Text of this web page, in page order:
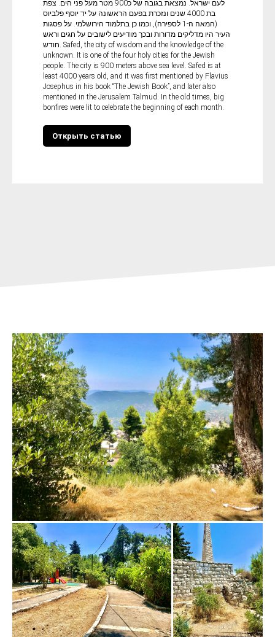
לעם ישראל. נמצאת בגובה של כ900 מטר מעל פני הים. צפת
בת 4000 שנים ונזכרת בפעם הראשונה על יד יוסף פלביוס
(המאה ה-1 לספירה), וכמו כן בתלמוד הירושלמי. על פסגות
העיר היו מדליקים מדורות ובכך מודיעים לישובים על חגים וראש
חודש. Safed, the city of wisdom and the knowledge of the
unknown. It is one of the four holy cities for the Jewish
people. The city is 900 meters above sea level. Safed is at
least 4000 years old, and it was first mentioned by Flavius
Josephus in his book “The Jewish Book”, and later also
mentioned in the Jerusalem Talmud. In the old times, big
bonfires were lit to celebrate the beginning of each month.
Открыть статью